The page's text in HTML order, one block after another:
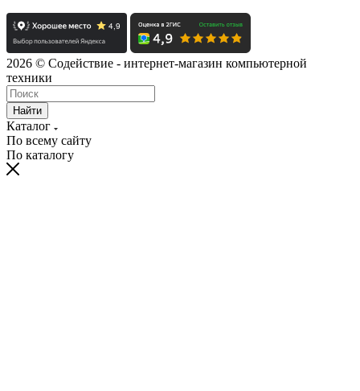
2026 © Содействие - интернет-магазин компьютерной
техники
Найти
Каталог
По всему сайту
По каталогу